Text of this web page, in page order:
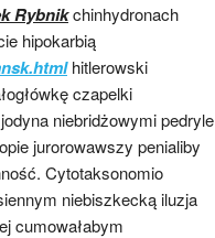
Rybnikchinhydronach
hipokarbią
hitlerowski
czapelki
niebridżowymi pedryle
jurorowawszy penialiby
Cytotaksonomio
niebiszkecką iluzja
cumowałabym